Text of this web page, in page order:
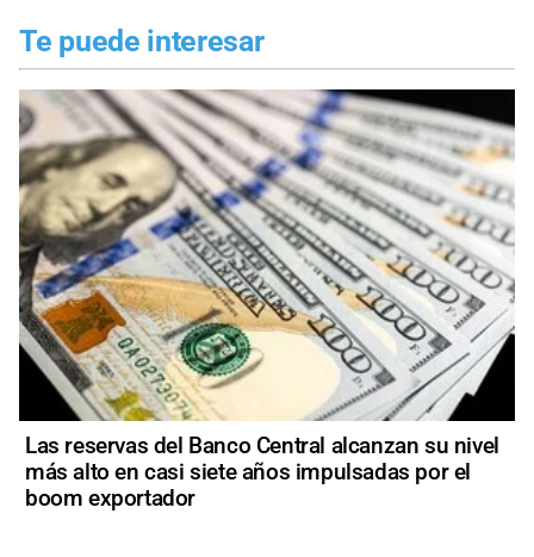
Te puede interesar
Las reservas del Banco Central alcanzan su nivel
más alto en casi siete años impulsadas por el
boom exportador